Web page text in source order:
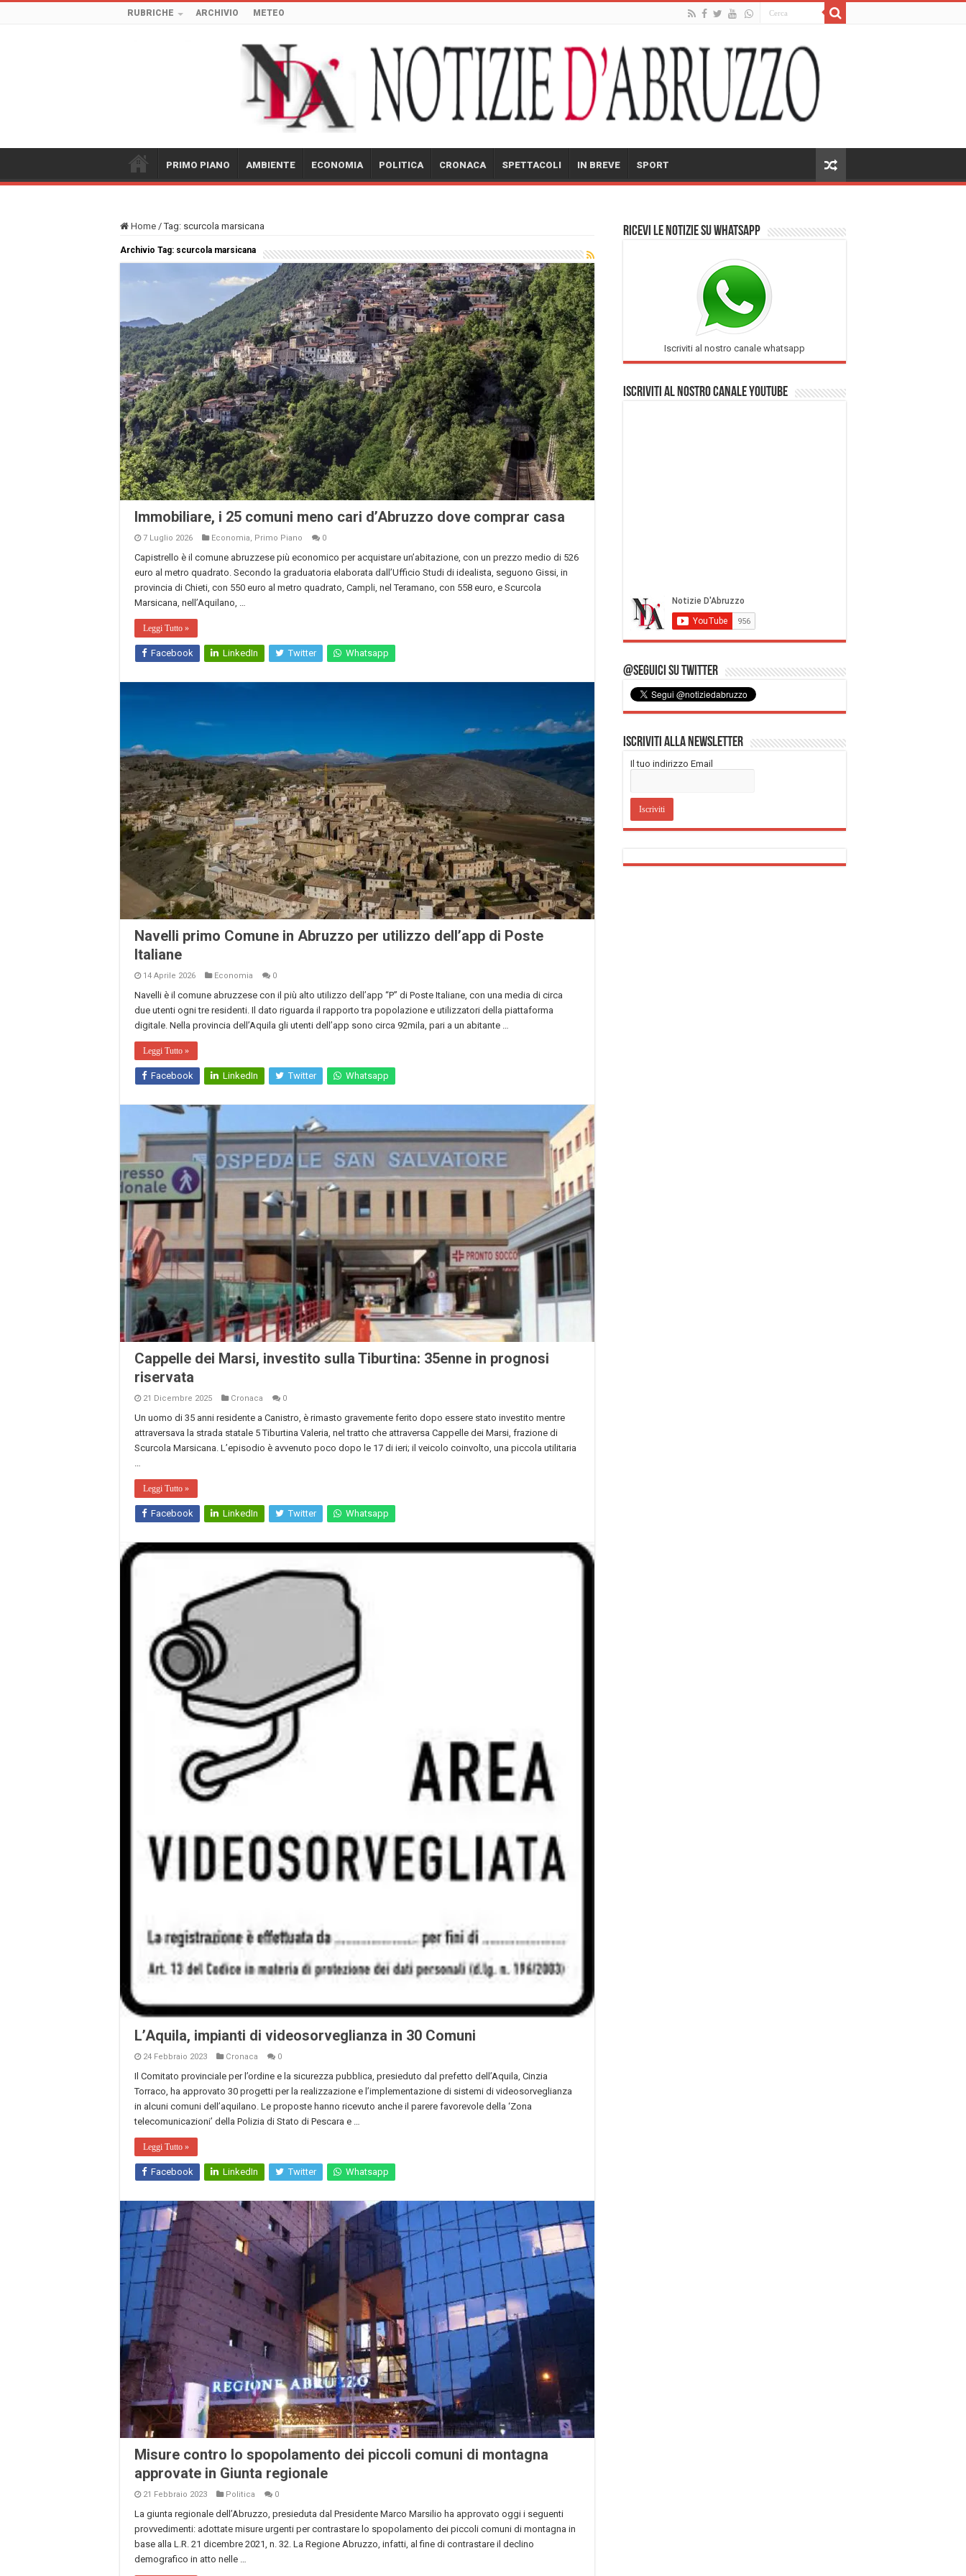
RUBRICHE ARCHIVIO METEO
PRIMO PIANO AMBIENTE ECONOMIA POLITICA CRONACA SPETTACOLI IN BREVE SPORT
Home / Tag: scurcola marsicana
Archivio Tag: scurcola marsicana
Immobiliare, i 25 comuni meno cari d’Abruzzo dove comprar casa
7 Luglio 2026 Economia, Primo Piano 0
Capistrello è il comune abruzzese più economico per acquistare un’abitazione, con un prezzo medio di 526
euro al metro quadrato. Secondo la graduatoria elaborata dall’Ufficio Studi di idealista, seguono Gissi, in
provincia di Chieti, con 550 euro al metro quadrato, Campli, nel Teramano, con 558 euro, e Scurcola
Marsicana, nell’Aquilano, …
Leggi Tutto »
Facebook LinkedIn Twitter Whatsapp
Navelli primo Comune in Abruzzo per utilizzo dell’app di Poste
Italiane
14 Aprile 2026 Economia 0
Navelli è il comune abruzzese con il più alto utilizzo dell’app “P” di Poste Italiane, con una media di circa
due utenti ogni tre residenti. Il dato riguarda il rapporto tra popolazione e utilizzatori della piattaforma
digitale. Nella provincia dell’Aquila gli utenti dell’app sono circa 92mila, pari a un abitante …
Leggi Tutto »
Facebook LinkedIn Twitter Whatsapp
Cappelle dei Marsi, investito sulla Tiburtina: 35enne in prognosi
riservata
21 Dicembre 2025 Cronaca 0
Un uomo di 35 anni residente a Canistro, è rimasto gravemente ferito dopo essere stato investito mentre
attraversava la strada statale 5 Tiburtina Valeria, nel tratto che attraversa Cappelle dei Marsi, frazione di
Scurcola Marsicana. L’episodio è avvenuto poco dopo le 17 di ieri; il veicolo coinvolto, una piccola utilitaria
Leggi Tutto »
Facebook LinkedIn Twitter Whatsapp
L’Aquila, impianti di videosorveglianza in 30 Comuni
24 Febbraio 2023 Cronaca 0
Il Comitato provinciale per l’ordine e la sicurezza pubblica, presieduto dal prefetto dell’Aquila, Cinzia
Torraco, ha approvato 30 progetti per la realizzazione e l’implementazione di sistemi di videosorveglianza
in alcuni comuni dell’aquilano. Le proposte hanno ricevuto anche il parere favorevole della ‘Zona
telecomunicazioni’ della Polizia di Stato di Pescara e …
Leggi Tutto »
Facebook LinkedIn Twitter Whatsapp
Misure contro lo spopolamento dei piccoli comuni di montagna
approvate in Giunta regionale
21 Febbraio 2023 Politica 0
La giunta regionale dell’Abruzzo, presieduta dal Presidente Marco Marsilio ha approvato oggi i seguenti
provvedimenti: adottate misure urgenti per contrastare lo spopolamento dei piccoli comuni di montagna in
base alla L.R. 21 dicembre 2021, n. 32. La Regione Abruzzo, infatti, al fine di contrastare il declino
demografico in atto nelle …
Ricevi le notizie su Whatsapp
Iscriviti al nostro canale whatsapp
Iscriviti al nostro Canale Youtube
@Seguici su Twitter
Iscriviti alla Newsletter
Il tuo indirizzo Email